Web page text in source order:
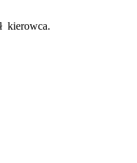
kierowca.